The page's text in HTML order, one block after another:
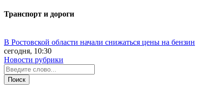
Транспорт и дороги
В Ростовской области начали снижаться цены на бензин
сегодня, 10:30
Новости рубрики